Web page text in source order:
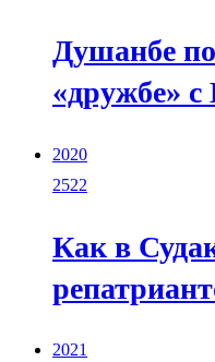
Душанбе
«дружбе»
2020
2522
Как в
2021